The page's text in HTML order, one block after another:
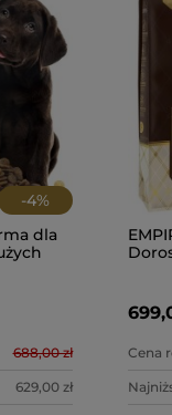
-4%
dla
688,00 zł
629,00 zł
Cena